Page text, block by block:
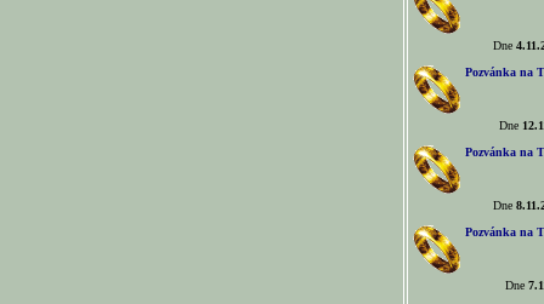
Dne
Pozvánka na
Dne
Pozvánka na
Dne
Pozvánka na
Dne